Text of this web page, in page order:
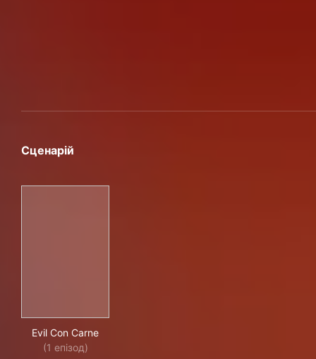
Сценарій
Evil Con Carne
(1 епізод)